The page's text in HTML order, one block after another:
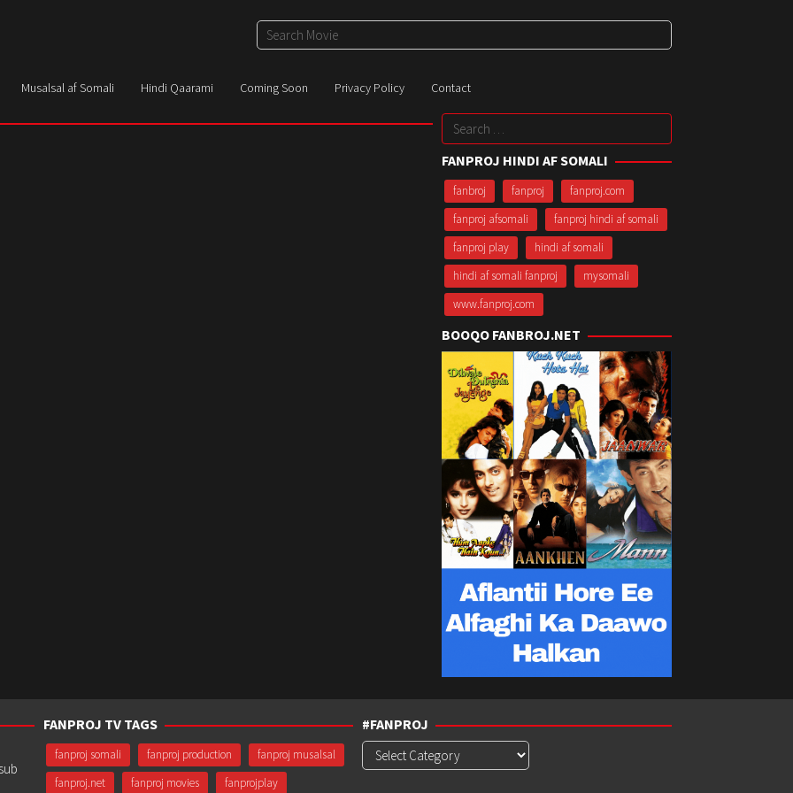
Musalsal af Somali Hindi Qaarami Coming Soon Privacy Policy Contact
Search
for:
FANPROJ HINDI AF SOMALI
fanbroj fanproj
fanproj.com
fanproj afsomali
fanproj hindi af somali
fanproj play
hindi af somali
hindi af somali fanproj
mysomali
www.fanproj.com
BOOQO FANBROJ.NET
FANPROJ TV TAGS
fanproj somali fanproj production
fanproj musalsal
fanproj.net
fanproj movies fanprojplay
#FANPROJ
#Fanproj